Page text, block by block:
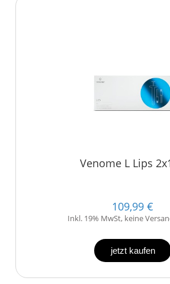
Venome L Lips
109,99 €
Inkl. 19% MwSt, keine
jetzt kaufen